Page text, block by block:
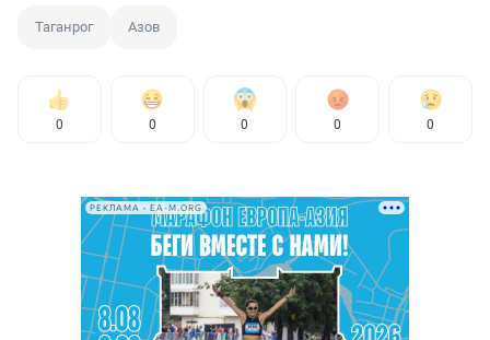
Таганрог Азов
0 0 0 0 0
РЕКЛАМА • EA-M.ORG